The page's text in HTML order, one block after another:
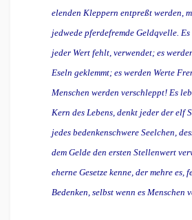
elenden Kleppern entpreßt werden,
jedwede pferdefremde Geldqvelle.
jeder Wert fehlt, verwendet; es
Eseln geklemmt; es werden Werte
Menschen werden verschleppt! Es
Kern des Lebens, denkt jeder der elf
jedes bedenkenschwere Seelchen,
dem Gelde den ersten Stellenwert
eherne Gesetze kenne, der mehre es,
Bedenken, selbst wenn es Menschen